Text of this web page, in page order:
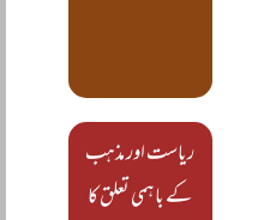
ریاست اور مذہب
کے باہمی تعلق کا